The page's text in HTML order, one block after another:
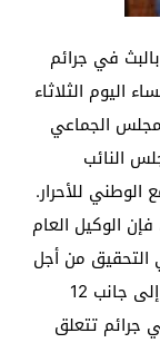
في جرائم
اليوم الثلاثاء
بالمجلس الجماعي
النائب
الوطني للأحرار.
الوكيل العام
التحقيق من أجل
إجراء تحقيق في مواجهة البرلماني السيمو إلى جانب 12
جرائم تتعلق